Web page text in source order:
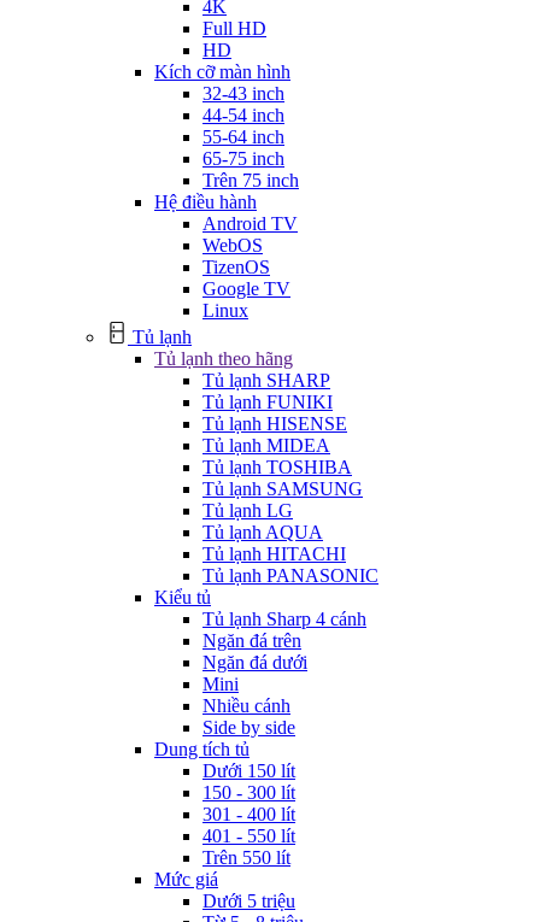
4K
Full HD
HD
Kích cỡ màn hình
32-43 inch
44-54 inch
55-64 inch
65-75 inch
Trên 75 inch
Hệ điều hành
Android TV
WebOS
TizenOS
Google TV
Linux
Tủ lạnh
Tủ lạnh theo hãng
Tủ lạnh SHARP
Tủ lạnh FUNIKI
Tủ lạnh HISENSE
Tủ lạnh MIDEA
Tủ lạnh TOSHIBA
Tủ lạnh SAMSUNG
Tủ lạnh LG
Tủ lạnh AQUA
Tủ lạnh HITACHI
Tủ lạnh PANASONIC
Kiểu tủ
Tủ lạnh Sharp 4 cánh
Ngăn đá trên
Ngăn đá dưới
Mini
Nhiều cánh
Side by side
Dung tích tủ
Dưới 150 lít
150 - 300 lít
301 - 400 lít
401 - 550 lít
Trên 550 lít
Mức giá
Dưới 5 triệu